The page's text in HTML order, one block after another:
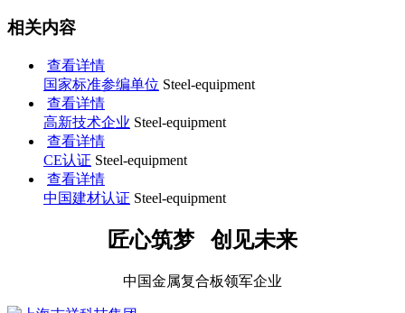
相关内容
查看详情
国家标准参编单位 Steel-equipment
查看详情
高新技术企业 Steel-equipment
查看详情
CE认证 Steel-equipment
查看详情
中国建材认证 Steel-equipment
匠心筑梦 创见未来
中国金属复合板领军企业